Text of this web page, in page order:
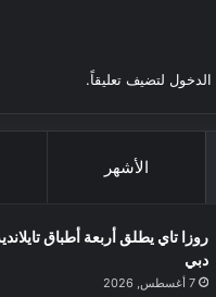
لتضيف تعليقاً.
الأشهر
روزا تاي يطلق أربعة أطباق
دبي
7 أغسطس, 2026